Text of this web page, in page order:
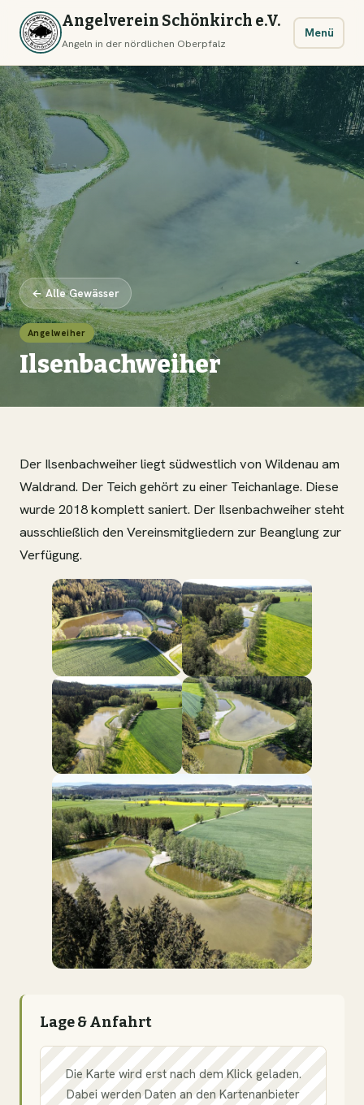
Angelverein Schönkirch e.V.
Angeln in der nördlichen Oberpfalz
Menü
← Alle Gewässer
Angelweiher
Ilsenbachweiher
Der Ilsenbachweiher liegt südwestlich von Wildenau am
Waldrand. Der Teich gehört zu einer Teichanlage. Diese
wurde 2018 komplett saniert. Der Ilsenbachweiher steht
ausschließlich den Vereinsmitgliedern zur Beanglung zur
Verfügung.
Lage & Anfahrt
Die Karte wird erst nach dem Klick geladen.
Dabei werden Daten an den Kartenanbieter